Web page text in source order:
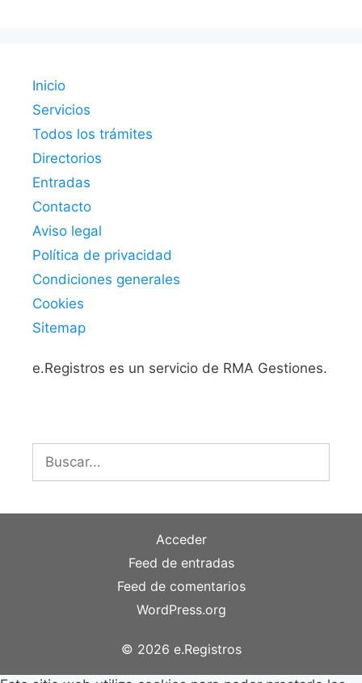
Inicio
Servicios
Todos los trámites
Directorios
Entradas
Contacto
Aviso legal
Política de privacidad
Condiciones generales
Cookies
Sitemap
e.Registros es un servicio de RMA Gestiones.
Acceder
Feed de entradas
Feed de comentarios
WordPress.org
© 2026 e.Registros